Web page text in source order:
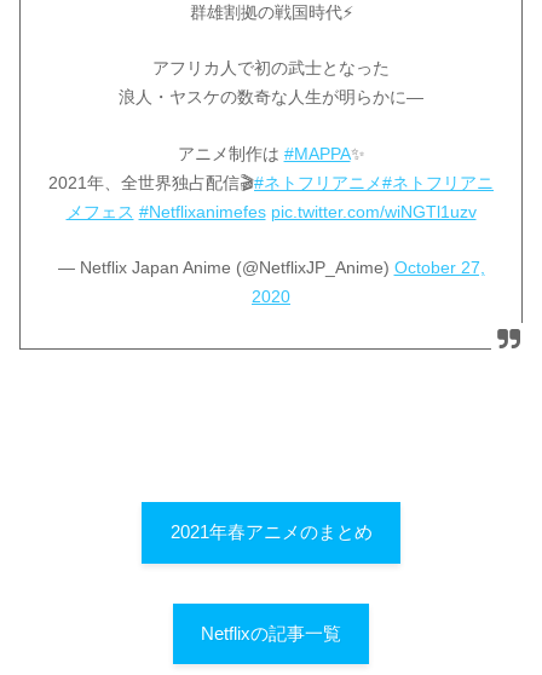
群雄割拠の戦国時代⚡
アフリカ人で初の武士となった
浪人・ヤスケの数奇な人生が明らかに—
アニメ制作は #MAPPA✨
2021年、全世界独占配信🎬#ネトフリアニメ#ネトフリアニ
メフェス #Netflixanimefes pic.twitter.com/wiNGTl1uzv
— Netflix Japan Anime (@NetflixJP_Anime) October 27,
2020
2021年春アニメのまとめ
Netflixの記事一覧